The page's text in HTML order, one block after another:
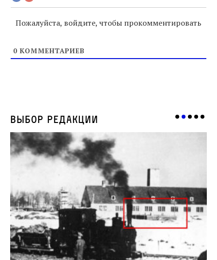
Пожалуйста, войдите, чтобы прокомментировать
0 КОММЕНТАРИЕВ
Выбор редакции